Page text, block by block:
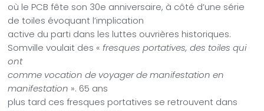
où le PCB fête son 30e anniversaire, à côté d’une série
de toiles évoquant l’implication
active du parti dans les luttes ouvrières historiques.
Somville voulait des «fresques portatives, des toiles qui
ont
comme vocation de voyager de manifestation en
manifestation ». 65 ans
plus tard ces fresques portatives se retrouvent dans